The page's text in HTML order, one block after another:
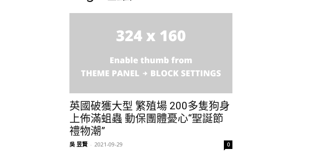
英國破獲大型 繁殖場 200多隻狗身
上佈滿蛆蟲 動保團體憂心“聖誕節
禮物潮”
吳 昱賢 - 2021-09-29 0